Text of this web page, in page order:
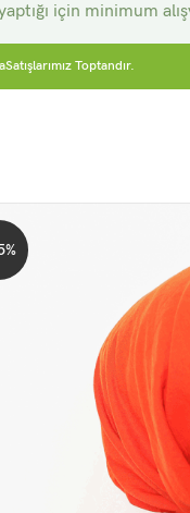
Satışlarımız Toptandır.
için minimum